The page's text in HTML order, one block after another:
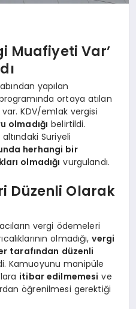
Muafiyeti Var’
yapılan
ortaya atılan
KDV/emlak vergisi
olmadığı belirtildi.
Suriyeli
herhangi bir
olmadığı vurgulandı.
Düzenli Olarak
vergi ödemeleri
olmadığı,vergi
tarafından düzenli
Kamuoyunu manipüle
itibar edilmemesi ve
öğrenilmesi gerektiği